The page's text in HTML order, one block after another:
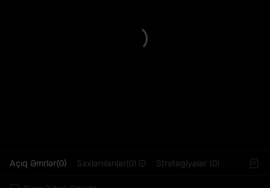
Açıq Əmrlər(0) Saxlanılanlar(0) Strategiyalar (0)